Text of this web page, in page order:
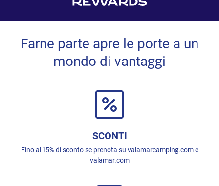
Farne parte apre le porte a un
mondo di vantaggi
SCONTI
Fino al 15% di sconto se prenota su valamarcamping.com e
valamar.com